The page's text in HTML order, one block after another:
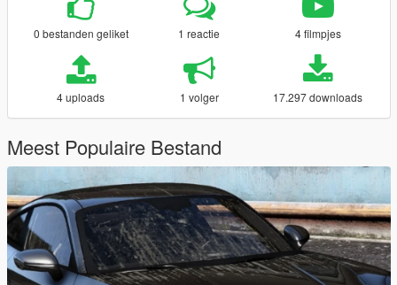
0 bestanden geliket 1 reactie 4 filmpjes
4 uploads 1 volger 17.297 downloads
Meest Populaire Bestand